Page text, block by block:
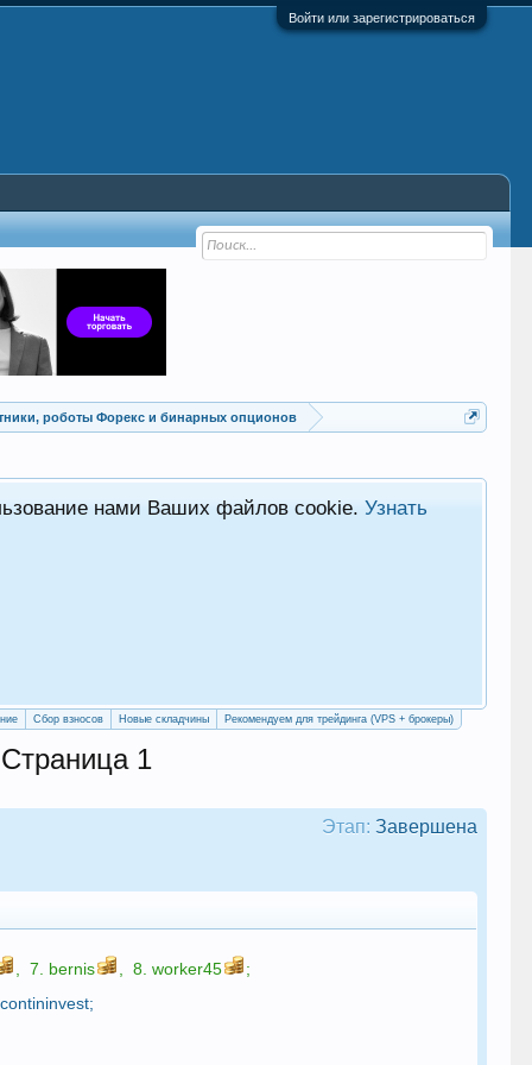
Войти или зарегистрироваться
Советники, роботы Форекс и бинарных опционов
нами Ваших файлов cookie.Узнать
Сбор взносов Новые складчины Рекомендуем для трейдинга (VPS + брокеры)
1
Этап: Завершена
7. bernis 8.worker45
;
contininvest;